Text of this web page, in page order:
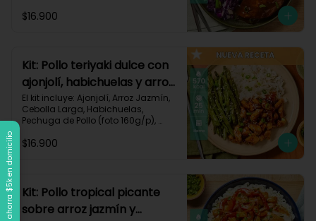
Receta Impresa
$16.900
Kit: Pollo teriyaki dulce con
ajonjolí, habichuelas y arroz
jazmín-149
El kit incluye: Ajonjolí, Arroz Jazmín,
Cebolla Larga, Habichuelas,
Pechuga de Pollo (foto 160g/p),
Paprika, Receta Impresa.
$16.900
Kit: Pollo tropical picante
sobre arroz jazmín y